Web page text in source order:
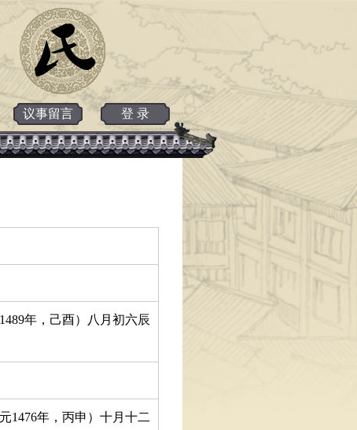
议事留言 登 录
年，己酉）八月初六辰
1476年，丙申）十月十二